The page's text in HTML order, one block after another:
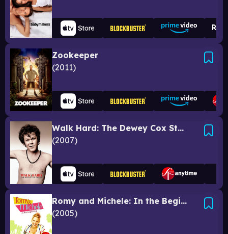
Zookeeper
2011
Walk Hard: The Dewey Cox Story
2007
Romy and Michele: In the Beginning
2005